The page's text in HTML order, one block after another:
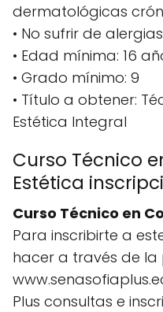
dermatológicas
• No sufrir de
• Edad mínima: 16
• Grado mínimo: 9
• Título a obtener:
Estética Integral
Curso Técnico
Estética
Curso Técnico en
Para inscribirte a
hacer a través de la
Plus consultas e